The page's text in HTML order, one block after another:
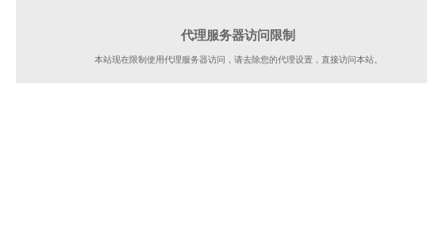
代理服务器访问限制
本站现在限制使用代理服务器访问，请去除您的代理设置，直接访问本站。